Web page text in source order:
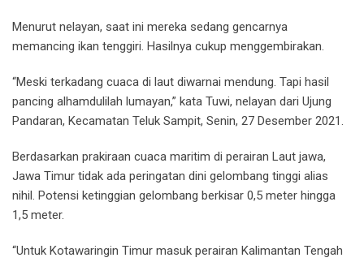
Menurut nelayan, saat ini mereka sedang gencarnya
memancing ikan tenggiri. Hasilnya cukup menggembirakan.
“Meski terkadang cuaca di laut diwarnai mendung. Tapi hasil
pancing alhamdulilah lumayan,” kata Tuwi, nelayan dari Ujung
Pandaran, Kecamatan Teluk Sampit, Senin, 27 Desember 2021.
Berdasarkan prakiraan cuaca maritim di perairan Laut jawa,
Jawa Timur tidak ada peringatan dini gelombang tinggi alias
nihil. Potensi ketinggian gelombang berkisar 0,5 meter hingga
1,5 meter.
“Untuk Kotawaringin Timur masuk perairan Kalimantan Tengah